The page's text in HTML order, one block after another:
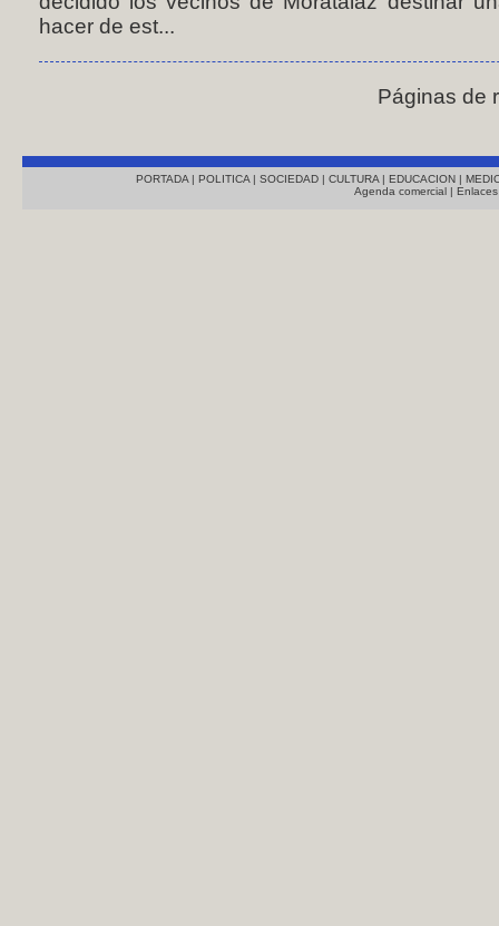
hacer de est...
Páginas de
PORTADA | POLITICA | SOCIEDAD | CULTURA | EDUCACION |
Agenda comercial |Enlaces